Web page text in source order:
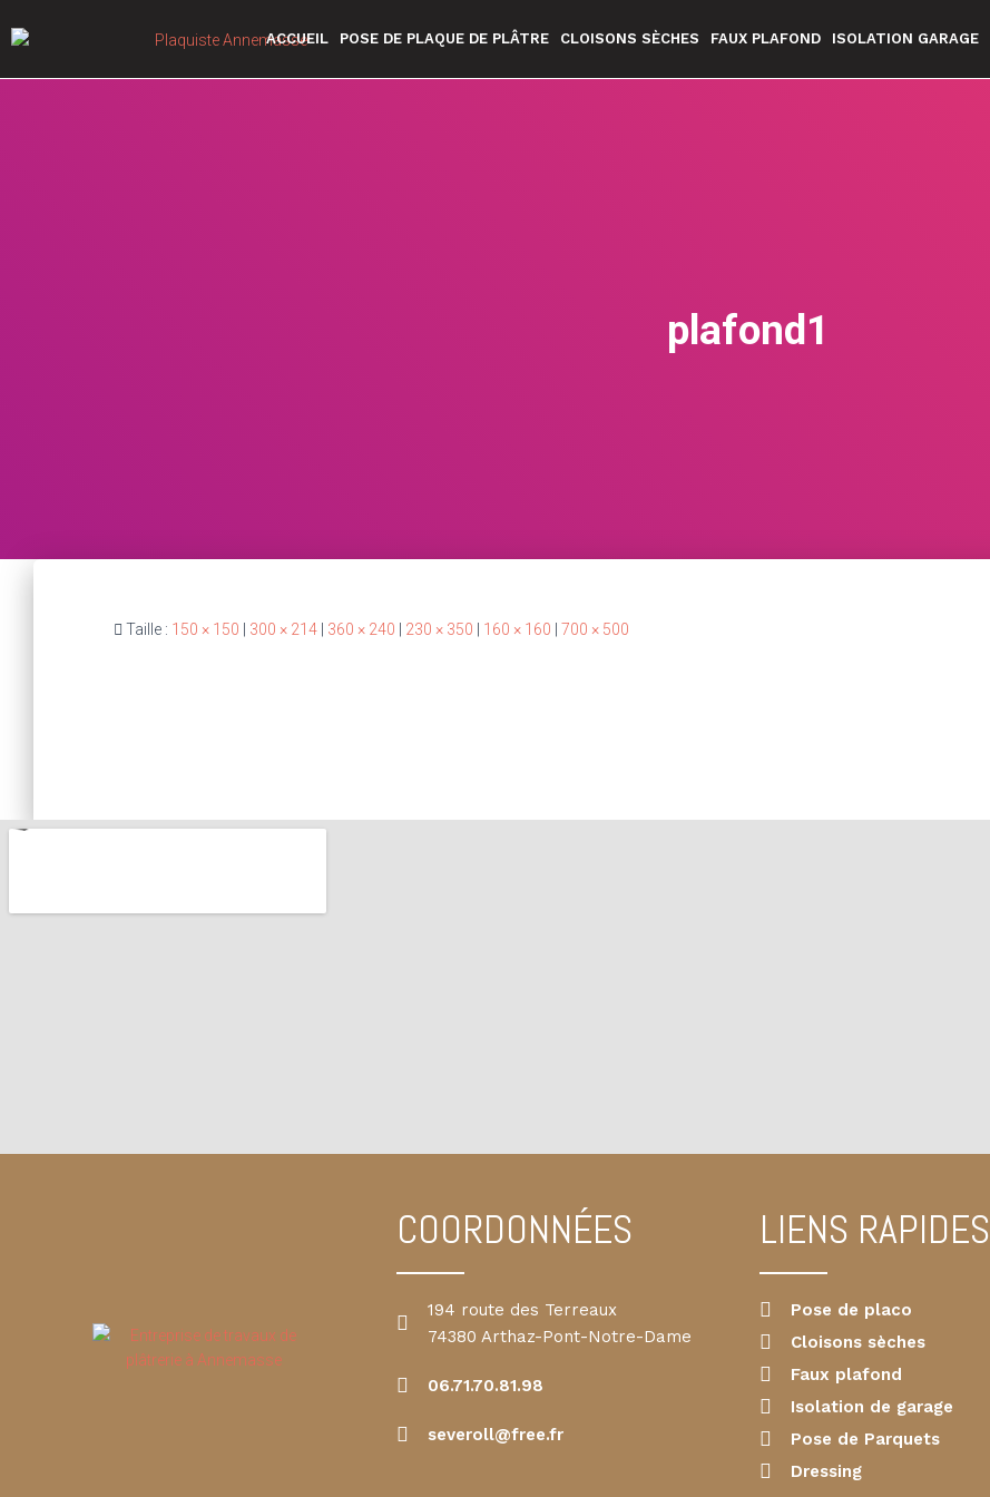
ACCUEIL POSE DE PLAQUE DE PLÂTRE CLOISONS SÈCHES FAUX PLAFOND ISOLATION GARAGE
plafond1
Taille : 150 × 150 300 × 214 360 × 240 230 × 350 160 × 160 700 × 500
COORDONNÉES
194 route des Terreaux
74380 Arthaz-Pont-Notre-Dame
06.71.70.81.98
severoll@free.fr
LIENS RAPIDES
Pose de placo
Cloisons sèches
Faux plafond
Isolation de garage
Pose de Parquets
Dressing